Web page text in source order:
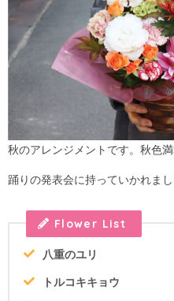
秋のアレンジメントです。秋色満
踊りの発表会に持っていかれまし
八重のユリ
トルコキキョウ